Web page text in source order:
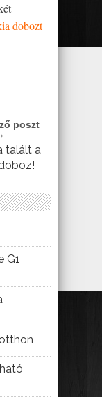
dobozt
poszt
talált a
G1